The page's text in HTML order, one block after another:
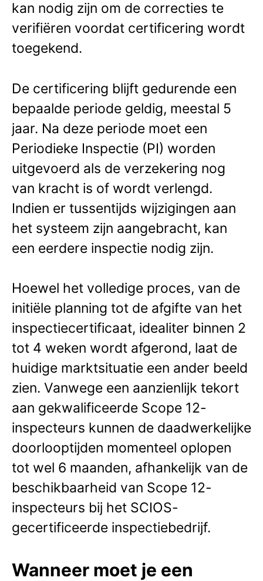
kan nodig zijn om de correcties te
verifiëren voordat certificering wordt
toegekend.
De certificering blijft gedurende een
bepaalde periode geldig, meestal 5
jaar. Na deze periode moet een
Periodieke Inspectie (PI) worden
uitgevoerd als de verzekering nog
van kracht is of wordt verlengd.
Indien er tussentijds wijzigingen aan
het systeem zijn aangebracht, kan
een eerdere inspectie nodig zijn.
Hoewel het volledige proces, van de
initiële planning tot de afgifte van het
inspectiecertificaat, idealiter binnen 2
tot 4 weken wordt afgerond, laat de
huidige marktsituatie een ander beeld
zien. Vanwege een aanzienlijk tekort
aan gekwalificeerde Scope 12-
inspecteurs kunnen de daadwerkelijke
doorlooptijden momenteel oplopen
tot wel 6 maanden, afhankelijk van de
beschikbaarheid van Scope 12-
inspecteurs bij het SCIOS-
gecertificeerde inspectiebedrijf.
Wanneer moet je een